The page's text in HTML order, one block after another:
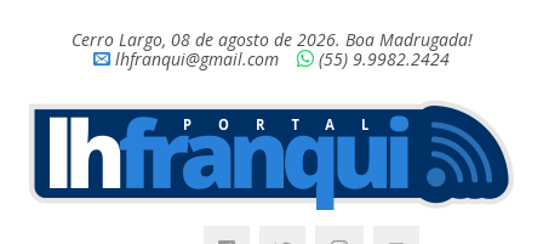
Cerro Largo, 08 de agosto de 2026. Boa Madrugada!
lhfranqui@gmail.com
(55) 9.9982.2424